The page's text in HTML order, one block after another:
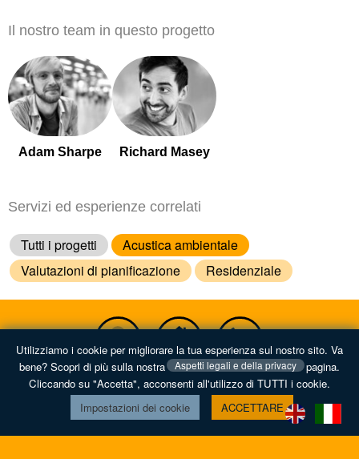
Il nostro team in questo progetto
Adam Sharpe Richard Masey
Servizi ed esperienze correlati
Tutti i progetti
Acustica ambientale
Valutazioni di pianificazione
Residenziale
Di home contatto
Privacy e aspetti legali
Utilizziamo i cookie per migliorare la tua esperienza sul nostro sito. Va
bene? Scopri di più sulla nostra
Aspetti legali e della privacy
pagina.
Cliccando su "Accetta", acconsenti all'utilizzo di TUTTI i cookie.
Impostazioni dei cookie
ACCETTARE